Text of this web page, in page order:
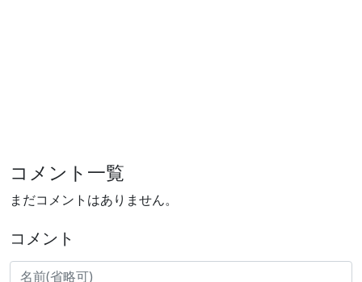
コメント一覧
まだコメントはありません。
コメント